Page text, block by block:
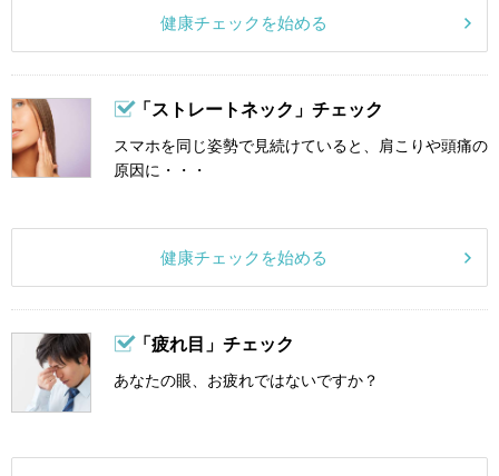
健康チェックを始める
「ストレートネック」チェック
スマホを同じ姿勢で見続けていると、肩こりや頭痛の
原因に・・・
健康チェックを始める
「疲れ目」チェック
あなたの眼、お疲れではないですか？